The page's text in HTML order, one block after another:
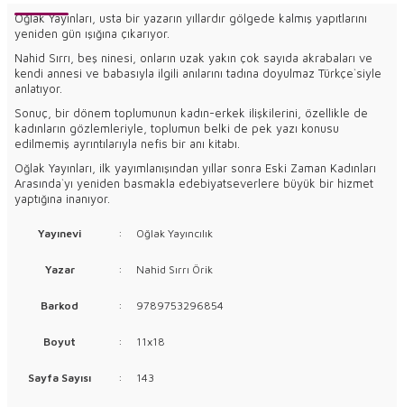
Oğlak Yayınları, usta bir yazarın yıllardır gölgede kalmış yapıtlarını
yeniden gün ışığına çıkarıyor.
Nahid Sırrı, beş ninesi, onların uzak yakın çok sayıda akrabaları ve
kendi annesi ve babasıyla ilgili anılarını tadına doyulmaz Türkçe`siyle
anlatıyor.
Sonuç, bir dönem toplumunun kadın-erkek ilişkilerini, özellikle de
kadınların gözlemleriyle, toplumun belki de pek yazı konusu
edilmemiş ayrıntılarıyla nefis bir anı kitabı.
Oğlak Yayınları, ilk yayımlanışından yıllar sonra Eski Zaman Kadınları
Arasında`yı yeniden basmakla edebiyatseverlere büyük bir hizmet
yaptığına inanıyor.
Yayınevi : Oğlak Yayıncılık
Yazar : Nahid Sırrı Örik
Barkod : 9789753296854
Boyut : 11x18
Sayfa Sayısı : 143